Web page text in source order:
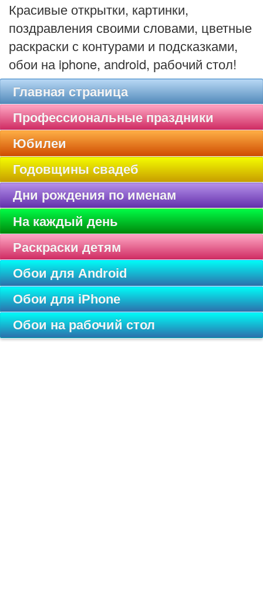
Красивые открытки, картинки,
поздравления своими словами, цветные
раскраски с контурами и подсказками,
обои на iphone, android, рабочий стол!
Главная страница
Профессиональные праздники
Юбилеи
Годовщины свадеб
Дни рождения по именам
На каждый день
Раскраски детям
Обои для Android
Обои для iPhone
Обои на рабочий стол